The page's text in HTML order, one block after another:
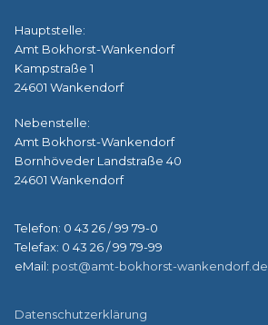
Hauptstelle:
Amt Bokhorst-Wankendorf
Kampstraße 1
24601 Wankendorf
Nebenstelle:
Amt Bokhorst-Wankendorf
Bornhöveder Landstraße 40
24601 Wankendorf
Telefon: 0 43 26 / 99 79-0
Telefax: 0 43 26 / 99 79-99
eMail: post@amt-bokhorst-wankendorf.de
Datenschutzerklärung